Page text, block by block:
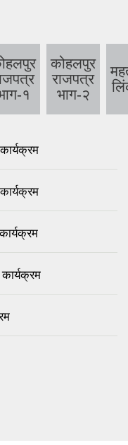
१
कोहलपुर
राजपत्र
भाग-२